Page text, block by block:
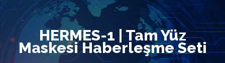
HERMES-1 | Tam Yüz
Maskesi Haberleşme Seti